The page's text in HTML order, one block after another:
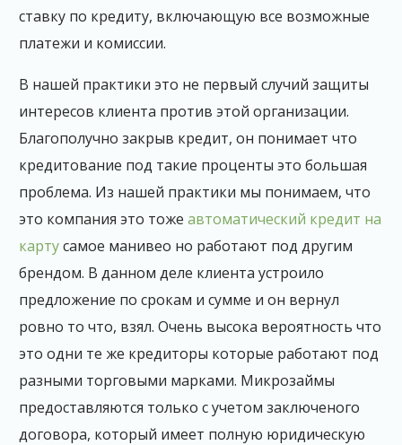
ставку по кредиту, включающую все возможные
платежи и комиссии.
В нашей практики это не первый случий защиты
интересов клиента против этой организации.
Благополучно закрыв кредит, он понимает что
кредитование под такие проценты это большая
проблема. Из нашей практики мы понимаем, что
это компания это тожеавтоматический кредит на
картусамое манивео но работают под другим
брендом. В данном деле клиента устроило
предложение по срокам и сумме и он вернул
ровно то что, взял. Очень высока вероятность что
это одни те же кредиторы которые работают под
разными торговыми марками. Микрозаймы
предоставляются только с учетом заключеного
договора, который имеет полную юридическую